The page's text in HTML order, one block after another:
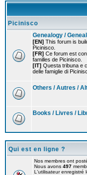
Picinisco
Genealogy /
[EN] This forum is
Picinisco.
[FR] Ce forum est
familles de Picinisco.
[IT] Questa tribuna e
delle famiglie di
Others / Autres /
Books / Livres /
Qui est en ligne ?
Nos membres ont
Nous avons 497
L'utilisateur enregistré